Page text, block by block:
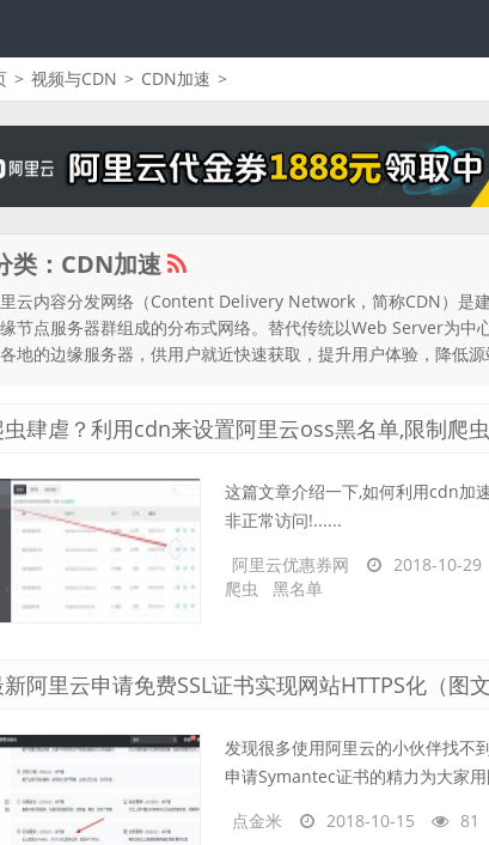
> 视频与CDN > CDN加速 >
类：CDN加速
云内容分发网络（Content Delivery Network，简称CDN）是
节点服务器群组成的分布式网络。替代传统以Web Server为中
地的边缘服务器，供用户就近快速获取，提升用户体验，降低
虫肆虐？利用cdn来设置阿里云oss黑名单,限制爬
这篇文章介绍一下,如何利用cdn加
非正常访问!......
阿里云优惠券网
2018-10-29
爬虫
黑名单
阿里云申请免费SSL证书实现网站HTTPS化（图文
发现很多使用阿里云的小伙伴找不
申请Symantec证书的精力为大家
点金米
2018-10-15 81